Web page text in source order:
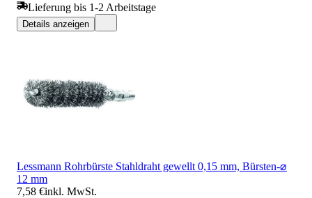
Lieferung bis 1-2 Arbeitstage
Details anzeigen
Lessmann Rohrbürste Stahldraht gewellt 0,15 mm, Bürsten-⌀
12 mm
7,58 €inkl. MwSt.